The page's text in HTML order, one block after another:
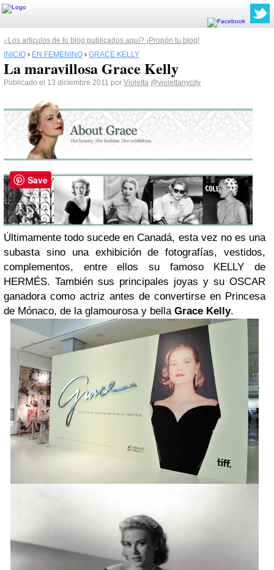
¿Los artículos de tu blog publicados aquí? ¡Propón tu blog!
INICIO › EN FEMENINO › GRACE KELLY
La maravillosa Grace Kelly
Publicado el 13 diciembre 2011 por Violetta @violettanycity
Últimamente todo sucede en Canadá, esta vez no es una
subasta sino una exhibición de fotografías, vestidos,
complementos, entre ellos su famoso KELLY de
HERMÉS. También sus principales joyas y su OSCAR
ganadora como actriz antes de convertirse en Princesa
de Mónaco, de la glamourosa y bella Grace Kelly.
Save